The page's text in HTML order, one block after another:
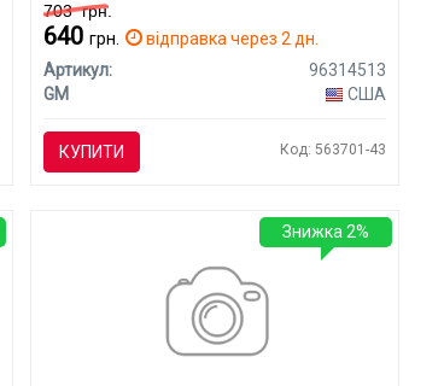
703грн.
640грн.
відправка через 2 дн.
Артикул:
96314513
GM
США
КУПИТИ Код: 563701-43
Знижка 2%